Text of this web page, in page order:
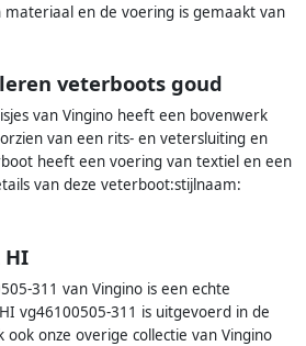
materiaal en de voering is gemaakt van
veterboots goud
van Vingino heeft een bovenwerk
van een rits- en vetersluiting en
heeft een voering van textiel en een
van deze veterboot:stijlnaam:
HI
311 van Vingino is een echte
HI vg46100505-311 is uitgevoerd in de
ook onze overige collectie van Vingino